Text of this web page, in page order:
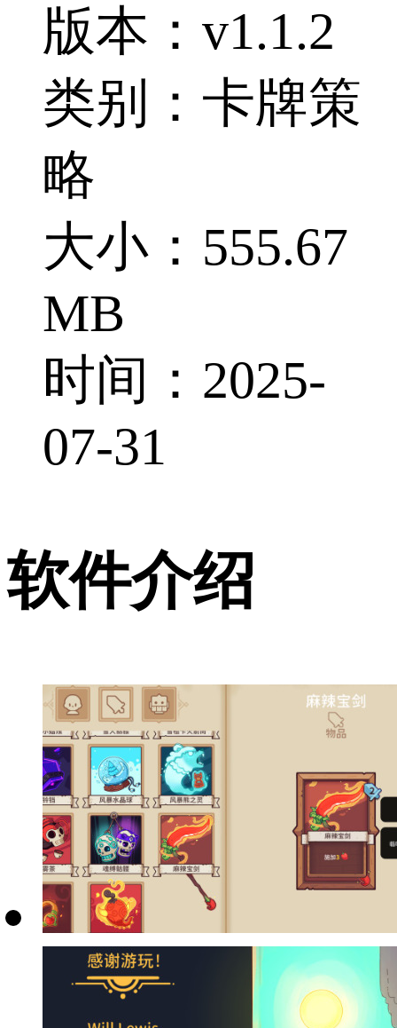
版本：v1.1.2
类别：卡牌策
略
大小：555.67
MB
时间：2025-
07-31
软件介绍